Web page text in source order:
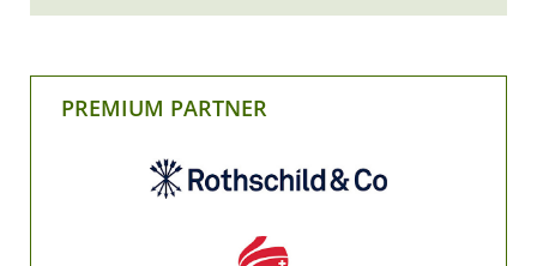
PREMIUM PARTNER